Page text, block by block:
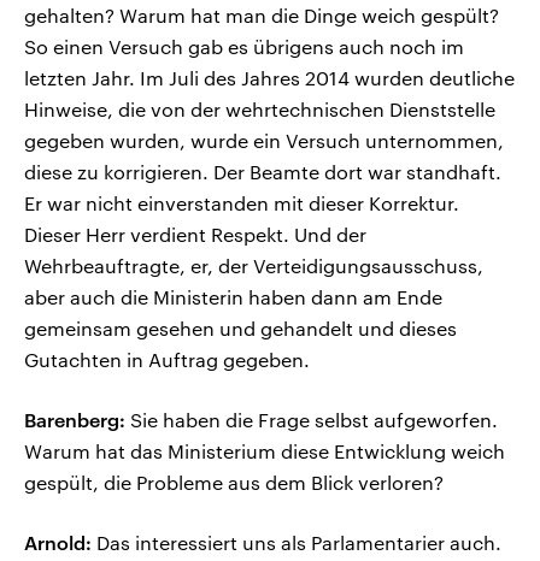
gehalten? Warum hat man die Dinge weich gespült?
So einen Versuch gab es übrigens auch noch im
letzten Jahr. Im Juli des Jahres 2014 wurden deutliche
Hinweise, die von der wehrtechnischen Dienststelle
gegeben wurden, wurde ein Versuch unternommen,
diese zu korrigieren. Der Beamte dort war standhaft.
Er war nicht einverstanden mit dieser Korrektur.
Dieser Herr verdient Respekt. Und der
Wehrbeauftragte, er, der Verteidigungsausschuss,
aber auch die Ministerin haben dann am Ende
gemeinsam gesehen und gehandelt und dieses
Gutachten in Auftrag gegeben.
Barenberg: Sie haben die Frage selbst aufgeworfen.
Warum hat das Ministerium diese Entwicklung weich
gespült, die Probleme aus dem Blick verloren?
Arnold: Das interessiert uns als Parlamentarier auch.